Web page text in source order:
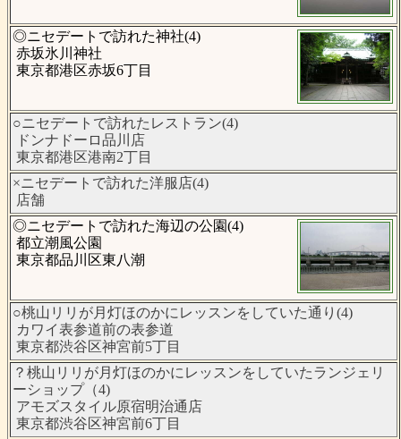
◎ニセデートで訪れた神社(4)
赤坂氷川神社
東京都港区赤坂6丁目
○ニセデートで訪れたレストラン(4)
ドンナドーロ品川店
東京都港区港南2丁目
×ニセデートで訪れた洋服店(4)
店舗
◎ニセデートで訪れた海辺の公園(4)
都立潮風公園
東京都品川区東八潮
○桃山リリが月灯ほのかにレッスンをしていた通り(4)
カワイ表参道前の表参道
東京都渋谷区神宮前5丁目
？桃山リリが月灯ほのかにレッスンをしていたランジェリ
ーショップ（4)
アモズスタイル原宿明治通店
東京都渋谷区神宮前6丁目